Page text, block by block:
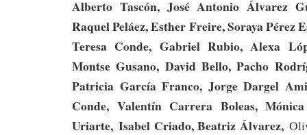
Alberto Tascón, José Antonio Álvarez
Raquel Peláez, Esther Freire, Soraya Pérez
Teresa Conde, Gabriel Rubio, Alexa
Montse Gusano, David Bello, Pacho
Patricia García Franco, Jorge Dargel
Conde, Valentín Carrera Boleas,
Uriarte, Isabel Criado, Beatriz Álvarez,